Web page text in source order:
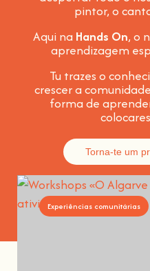
pintor, o
Aqui na Hands On, o
aprendizagem
Tu trazes o
crescer a
forma de
colocares
Torna-te um
Experiências comunitárias